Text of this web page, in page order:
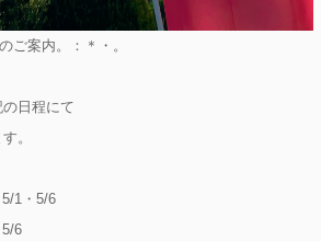
ご案内。：＊・。
日程にて
。
1・5/6
6